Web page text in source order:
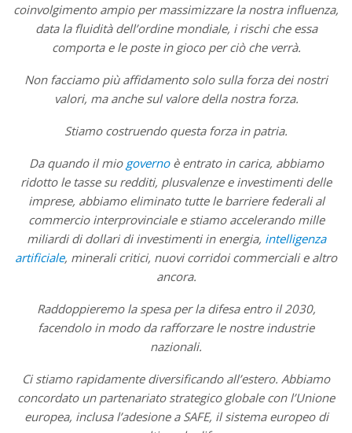
coinvolgimento ampio per massimizzare la nostra influenza,
data la fluidità dell’ordine mondiale, i rischi che essa
comporta e le poste in gioco per ciò che verrà.
Non facciamo più affidamento solo sulla forza dei nostri
valori, ma anche sul valore della nostra forza.
Stiamo costruendo questa forza in patria.
Da quando il mio governoè entrato in carica, abbiamo
ridotto le tasse su redditi, plusvalenze e investimenti delle
imprese, abbiamo eliminato tutte le barriere federali al
commercio interprovinciale e stiamo accelerando mille
miliardi di dollari di investimenti in energia, intelligenza
artificiale, minerali critici, nuovi corridoi commerciali e altro
ancora.
Raddoppieremo la spesa per la difesa entro il 2030,
facendolo in modo da rafforzare le nostre industrie
nazionali.
Ci stiamo rapidamente diversificando all’estero. Abbiamo
concordato un partenariato strategico globale con l’Unione
europea, inclusa l’adesione a SAFE, il sistema europeo di